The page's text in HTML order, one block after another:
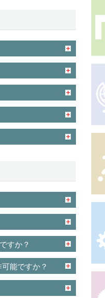
すか？
能ですか？